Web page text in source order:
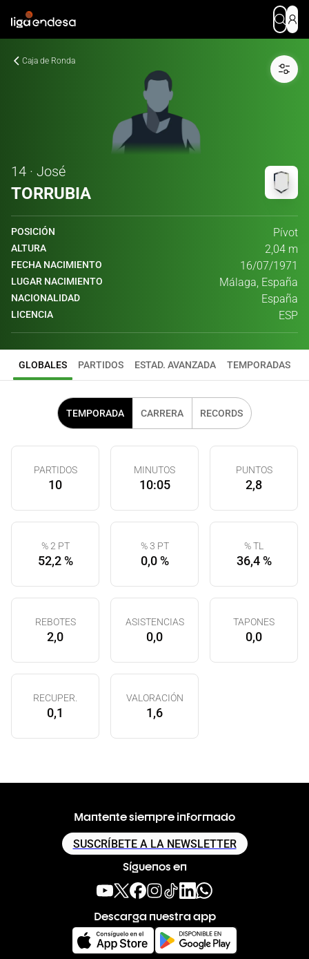
Caja de Ronda
14 · José
TORRUBIA
POSICIÓN Pívot
ALTURA 2,04 m
FECHA NACIMIENTO 16/07/1971
LUGAR NACIMIENTO Málaga, España
NACIONALIDAD España
LICENCIA ESP
GLOBALES PARTIDOS ESTAD. AVANZADA TEMPORADAS
TEMPORADA CARRERA RECORDS
PARTIDOS
10
MINUTOS
10:05
PUNTOS
2,8
% 2 PT
52,2 %
% 3 PT
0,0 %
% TL
36,4 %
REBOTES
2,0
ASISTENCIAS
0,0
TAPONES
0,0
RECUPER.
0,1
VALORACIÓN
1,6
Mantente siempre informado
SUSCRÍBETE A LA NEWSLETTER
Síguenos en
Descarga nuestra app